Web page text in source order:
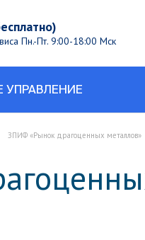
Пн.-Пт. 9:00-18:00 Мск
УПРАВЛЕНИЕ
ЗПИФ «Рынок драгоценных металлов»